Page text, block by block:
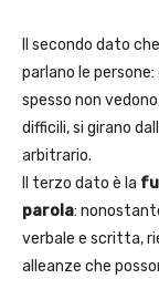
Il secondo dato
parlano le
spesso non
difficili, si girano
arbitrario.
Il terzo dato è la
parola:
verbale e scritta,
alleanze che